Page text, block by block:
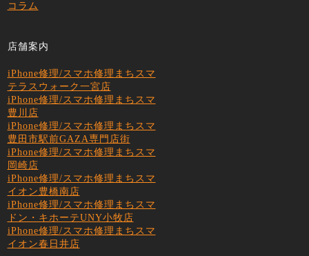
コラム
店舗案内
iPhone修理/スマホ修理まちスマ
テラスウォーク一宮店
iPhone修理/スマホ修理まちスマ
豊川店
iPhone修理/スマホ修理まちスマ
豊田市駅前GAZA専門店街
iPhone修理/スマホ修理まちスマ
岡崎店
iPhone修理/スマホ修理まちスマ
イオン豊橋南店
iPhone修理/スマホ修理まちスマ
ドン・キホーテUNY小牧店
iPhone修理/スマホ修理まちスマ
イオン春日井店